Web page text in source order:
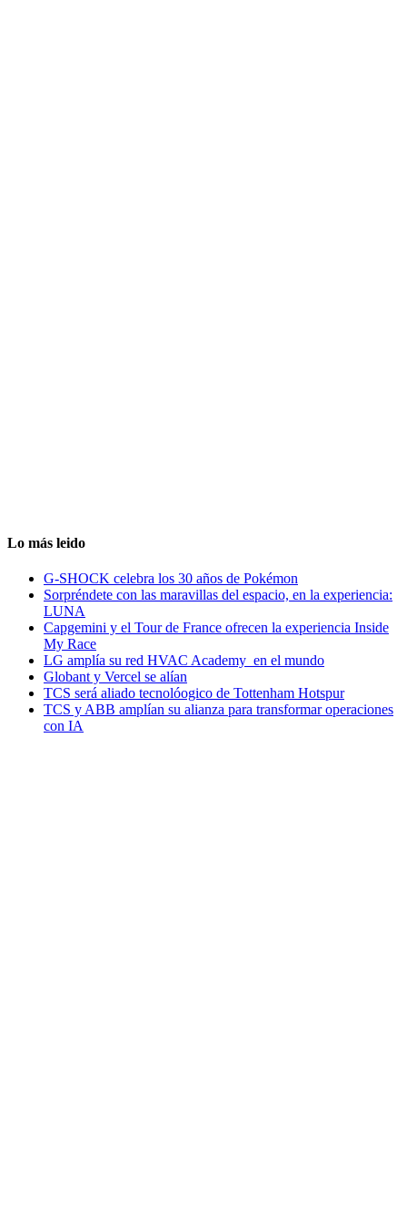
Lo más leido
G-SHOCK celebra los 30 años de Pokémon
Sorpréndete con las maravillas del espacio, en la experiencia:
LUNA
Capgemini y el Tour de France ofrecen la experiencia Inside
My Race
LG amplía su red HVAC Academy en el mundo
Globant y Vercel se alían
TCS será aliado tecnolóogico de Tottenham Hotspur
TCS y ABB amplían su alianza para transformar operaciones
con IA